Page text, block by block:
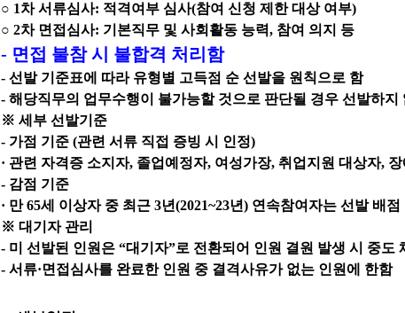
○ 1차 서류심사: 적격여부 심사(참여 신청 제한 대상 여부)
○ 2차 면접심사: 기본직무 및 사회활동 능력, 참여 의지 등
- 면접 불참 시 불합격 처리함
- 선발 기준표에 따라 유형별 고득점 순 선발을 원칙으로 함
- 해당직무의 업무수행이 불가능할 것으로 판단될 경우 선발하지
※ 세부 선발기준
- 가점 기준 (관련 서류 직접 증빙 시 인정)
· 관련 자격증 소지자, 졸업예정자, 여성가장, 취업지원 대상자,
- 감점 기준
· 만65세 이상자 중 최근 3년(2021~23년) 연속참여자는 선발 배점
※ 대기자 관리
- 미 선발된 인원은 “대기자”로 전환되어 인원 결원 발생 시 중도
- 서류·면접심사를 완료한 인원 중 결격사유가 없는 인원에 한함